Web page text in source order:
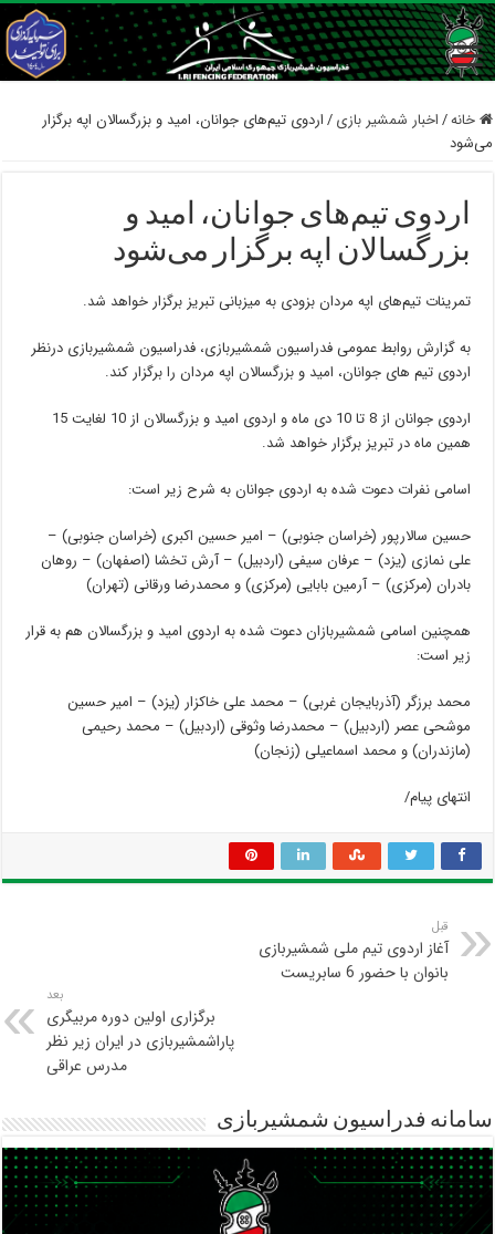
خانه/اخبار شمشیر بازی /اردوی تیم‌های جوانان، امید و بزرگسالان اپه برگزار
می‌شود
اردوی تیم‌های جوانان، امید و
بزرگسالان اپه برگزار می‌شود
تمرینات تیم‌های اپه مردان بزودی به میزبانی تبریز برگزار خواهد شد.
به گزارش روابط عمومی فدراسیون شمشیربازی، فدراسیون شمشیربازی درنظر
اردوی تیم های جوانان، امید و بزرگسالان اپه مردان را برگزار کند.
اردوی جوانان از 8 تا 10 دی ماه و اردوی امید و بزرگسالان از 10 لغایت 15
همین ماه در تبریز برگزار خواهد شد.
اسامی نفرات دعوت شده به اردوی جوانان به شرح زیر است:
حسین سالارپور (خراسان جنوبی) – امیر حسین اکبری (خراسان جنوبی) –
علی نمازی (یزد) – عرفان سیفی (اردبیل) – آرش تخشا (اصفهان) – روهان
بادران (مرکزی) – آرمین بابایی (مرکزی) و محمدرضا ورقانی (تهران)
همچنین اسامی شمشیربازان دعوت شده به اردوی امید و بزرگسالان هم به قرار
زیر است:
محمد برزگر (آذربایجان غربی) – محمد علی خاکزار (یزد) – امیر حسین
موشحی عصر (اردبیل) – محمدرضا وثوقی (اردبیل) – محمد رحیمی
(مازندران) و محمد اسماعیلی (زنجان)
انتهای پیام/
قبل
آغاز اردوی تیم ملی شمشیربازی
بانوان با حضور 6 سابریست
بعد
برگزاری اولین دوره مربیگری
پاراشمشیربازی در ایران زیر نظر
مدرس عراقی
سامانه فدراسیون شمشیربازی